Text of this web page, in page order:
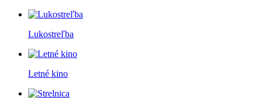
Lukostreľba
Letné kino